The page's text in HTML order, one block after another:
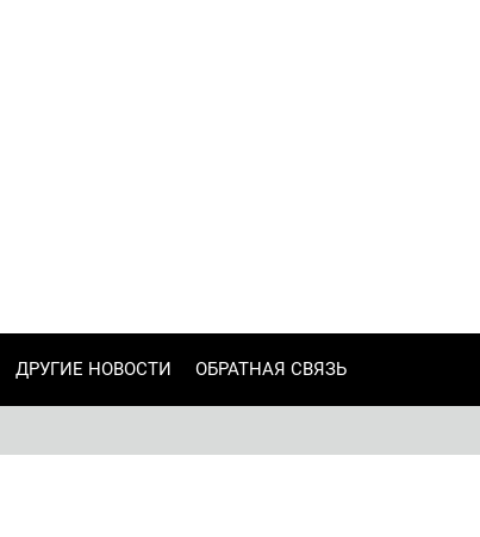
ДРУГИЕ НОВОСТИ ОБРАТНАЯ СВЯЗЬ